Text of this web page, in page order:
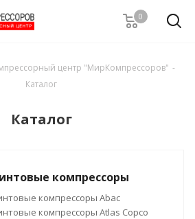
0
центр "МирКомпрессоров" -
Каталог
Каталог
компрессоры
компрессоры Abac
компрессоры Atlas Copco